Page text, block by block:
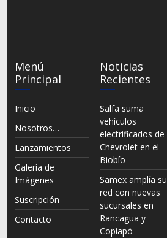
Menú
Principal
Inicio
Nosotros…
Lanzamientos
Galería de
Imágenes
Suscripción
Contacto
Noticias
Recientes
Salfa suma
vehículos
electrificados de
Chevrolet en el
Biobío
Samex amplía su
red con nuevas
sucursales en
Rancagua y
Copiapó